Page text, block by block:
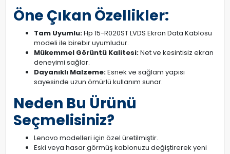
Öne Çıkan Özellikler:
Tam Uyumlu:Hp 15-R020ST LVDS Ekran Data Kablosu
modeli ile birebir uyumludur.
Mükemmel Görüntü Kalitesi:Net ve kesintisiz ekran
deneyimi sağlar.
Dayanıklı Malzeme:Esnek ve sağlam yapısı
sayesinde uzun ömürlü kullanım sunar.
Neden Bu Ürünü
Seçmelisiniz?
Lenovo modelleri için özel üretilmiştir.
Eski veya hasar görmüş kablonuzu değiştirerek yeni